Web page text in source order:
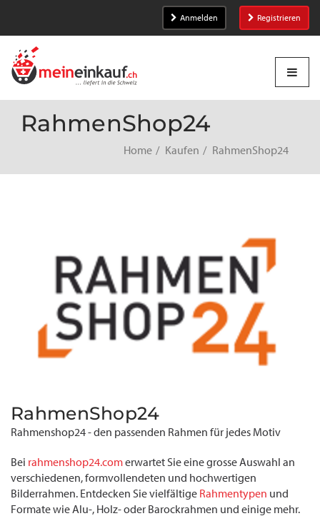
Anmelden Registrieren
RahmenShop24
Home Kaufen RahmenShop24
RahmenShop24
Rahmenshop24 - den passenden Rahmen für jedes Motiv
Bei rahmenshop24.comerwartet Sie eine grosse Auswahl an
verschiedenen, formvollendeten und hochwertigen
Bilderrahmen. Entdecken Sie vielfältige Rahmentypen und
Formate wie Alu-, Holz- oder Barockrahmen und einige mehr.